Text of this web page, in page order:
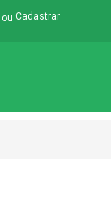
ou Cadastrar